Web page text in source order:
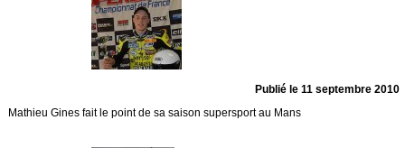
Publié le 11 septembre 2010
Mathieu Gines fait le point de sa saison supersport au Mans